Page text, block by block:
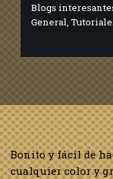
Blogs
General
Bonito y fácil de
cualquier color y